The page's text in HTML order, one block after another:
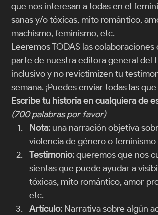
que nos interesan a todas en el
sanas y/o tóxicas, mito romántico,
machismo, feminismo, etc.
Leeremos TODAS las
parte de nuestra editora general del
inclusivo y no revictimizen tu
semana. ¡Puedes enviar todas las
Escribe tu historia en cualquiera de
(700 palabras por favor)
Nota: una narración objetiva
violencia de género o
Testimonio: queremos que nos
sientas que puede ayudar a
tóxicas, mito romántico, amor
etc.
Artículo: Narrativa sobre algún